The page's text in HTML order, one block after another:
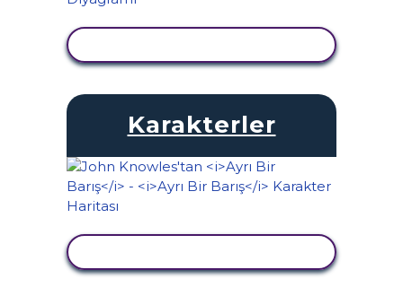
Karakterler